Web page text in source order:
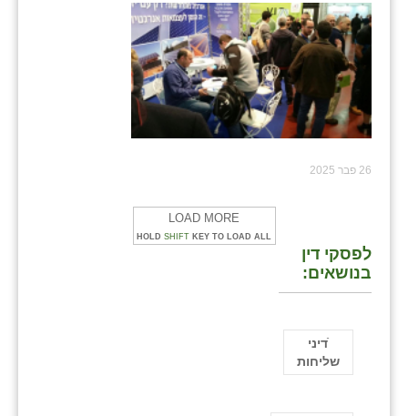
26 פבר 2025
LOAD MORE
HOLD SHIFT KEY TO LOAD ALL
לפסקי דין
בנושאים:
ֿדיני
שליחות